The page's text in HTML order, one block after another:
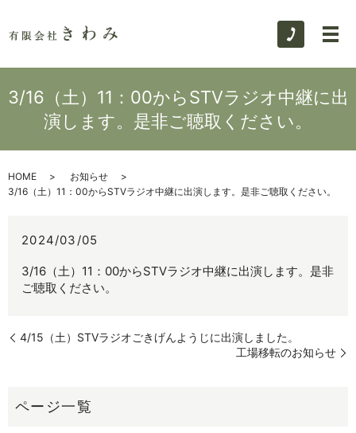
3/16（土）11：00からSTVラジオ中継に出
演します。是非ご聴取ください。
HOME
お知らせ
3/16（土）11：00からSTVラジオ中継に出演します。是非ご聴取ください。
2024/03/05
3/16（土）11：00からSTVラジオ中継に出演します。是非
ご聴取ください。
4/15（土）STVラジオごきげんようじに出演しました。
工場移転のお知らせ